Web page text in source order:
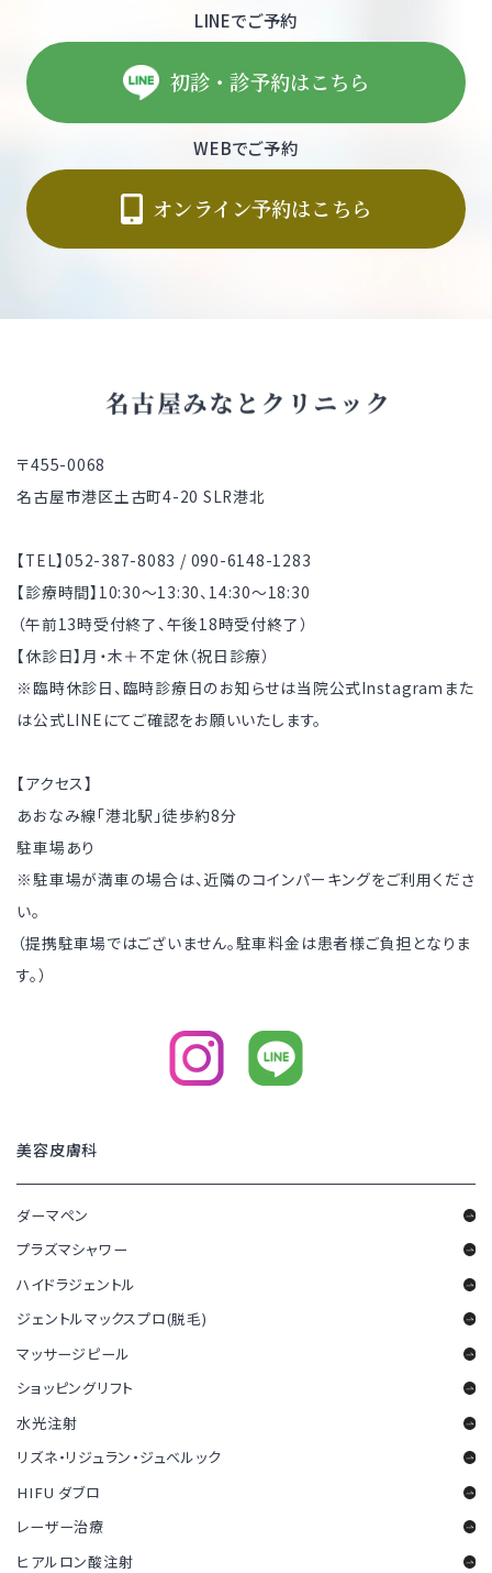
LINEでご予約
初診・診予約はこちら
WEBでご予約
オンライン予約はこちら
〒455-0068
名古屋市港区土古町4-20 SLR港北
【TEL】052-387-8083 / 090-6148-1283
【診療時間】10:30～13:30、14:30～18:30
（午前13時受付終了、午後18時受付終了）
【休診日】月・木＋不定休（祝日診療）
※臨時休診日、臨時診療日のお知らせは当院公式Instagramまた
は公式LINEにてご確認をお願いいたします。
【アクセス】
あおなみ線「港北駅」徒歩約8分
駐車場あり
※駐車場が満車の場合は、近隣のコインパーキングをご利用くださ
い。
（提携駐車場ではございません。駐車料金は患者様ご負担となりま
す。）
美容皮膚科
ダーマペン
プラズマシャワー
ハイドラジェントル
ジェントルマックスプロ(脱毛)
マッサージピール
ショッピングリフト
水光注射
リズネ・リジュラン・ジュベルック
HIFU ダブロ
レーザー治療
ヒアルロン酸注射